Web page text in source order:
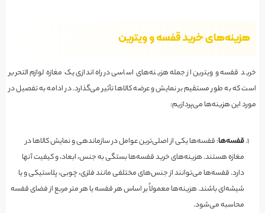
هزینه‌های خرید قفسه و ویترین
خرید قفسه و ویترین از جمله هزینه‌های اساسی در راه‌اندازی یک مغازه لوازم التحریر
است که به طور مستقیم بر نمایش و عرضه کالاها تأثیر می‌گذارد. در ادامه به تفصیل در
مورد این هزینه‌ها می‌پردازیم:
قفسه‌ها: قفسه‌ها یکی از اصلی‌ترین عوامل در سازماندهی و نمایش کالاها در
مغازه هستند. هزینه‌های خرید قفسه‌ها بستگی به جنس، ابعاد، و کیفیت آنها
دارد. قفسه‌ها می‌توانند از جنس‌های مختلفی مانند فلزی، چوبی، پلاستیکی و یا
شیشه‌ای باشند. هزینه‌ها معمولاً بر اساس هر قفسه یا هر متر مربع از فضای قفسه
محاسبه می‌شود.